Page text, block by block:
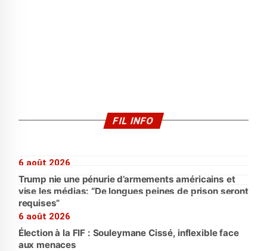
FIL INFO
6 août 2026
Trump nie une pénurie d’armements américains et
vise les médias: “De longues peines de prison seront
requises”
6 août 2026
Élection à la FIF : Souleymane Cissé, inflexible face
aux menaces